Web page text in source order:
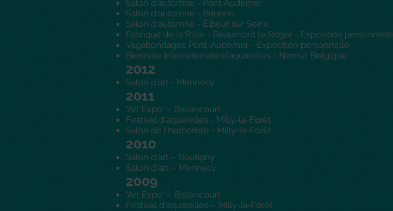
Salon d'automne - Pont Audemer
Salon d'automne - Brionne
Salon d'automne - Elbeuf sur Seine
Fabrique de la Risle - Beaumont le Roger - Exposition personnelle
Vagabondages Pont-Audemer - Exposition personnelle
Biennale internationale d'aquarelles - Namur, Belgique
2012
Salon d'art - Mennecy
2011
"Art Expo" – Ballancourt
Festival d'aquarelles - Milly-la-Forêt
Salon de l'herboriste - Milly-la-Forêt
2010
Salon d'art – Boutigny
Salon d'art – Mennecy
2009
"Art Expo" – Ballancourt
Festival d'aquarelles – Milly-la-Forêt